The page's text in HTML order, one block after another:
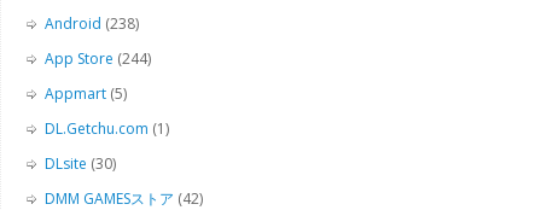
Android (238)
App Store (244)
Appmart (5)
DL.Getchu.com (1)
DLsite (30)
DMM GAMESストア (42)